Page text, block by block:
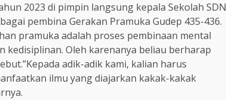
2023 di pimpin langsung kepala Sekolah SDN
pembina Gerakan Pramuka Gudep 435-436.
pramuka adalah proses pembinaan mental
kedisiplinan. Oleh karenanya beliau berharap
adik-adik kami, kalian harus
ilmu yang diajarkan kakak-kakak